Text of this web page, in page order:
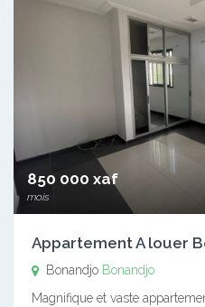
850 000 xaf
mois
Appartement A louer
Bonandjo Bonandjo
Magnifique et vaste